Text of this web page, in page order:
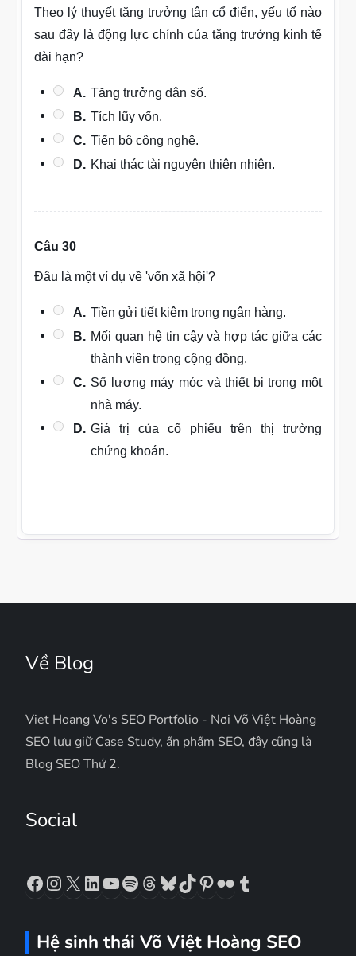
Theo lý thuyết tăng trưởng tân cổ điển, yếu tố nào
sau đây là động lực chính của tăng trưởng kinh tế
dài hạn?
A. Tăng trưởng dân số.
B. Tích lũy vốn.
C. Tiến bộ công nghệ.
D. Khai thác tài nguyên thiên nhiên.
Câu 30
Đâu là một ví dụ về 'vốn xã hội'?
A. Tiền gửi tiết kiệm trong ngân hàng.
B. Mối quan hệ tin cậy và hợp tác giữa các
thành viên trong cộng đồng.
C. Số lượng máy móc và thiết bị trong một
nhà máy.
D. Giá trị của cổ phiếu trên thị trường
chứng khoán.
Về Blog
Viet Hoang Vo's SEO Portfolio - Nơi Võ Việt Hoàng
SEO lưu giữ Case Study, ấn phẩm SEO, đây cũng là
Blog SEO Thứ 2.
Social
Facebook
Instagram
X LinkedIn
YouTube
Spotify
Threads
Bluesky
TikTok
Pinterest
Flickr
Hệ sinh thái Võ Việt Hoàng SEO